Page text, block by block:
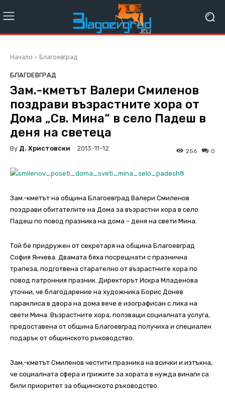
Начало Благоевград
БЛАГОЕВГРАД
Зам.-кметът Валери Смиленов
поздрави възрастните хора от
Дома „Св. Мина“ в село Падеш в
деня на светеца
By Д. Христовски 2013-11-12 0
256
Зам.-кметът на община Благоевград Валери Смиленов
поздрави обитателите на Дома за възрастни хора в село
Падеш по повод празника на дома – деня на свети Мина.
Той бе придружен от секретаря на община Благоевград
София Янчева. Двамата бяха посрещнати с празнична
трапеза, подготвена старателно от възрастните хора по
повод патронния празник. Директорът Искра Младенова
уточни, че благодарение на художника Борис Донев
параклиса в двора на дома вече е изографисан с лика на
свети Мина. Възрастните хора, ползващи социалната услуга,
предоставена от община Благоевград получиха и специален
подарък от общинското ръководство.
Зам.-кметът Смиленов честити празника на всички и изтъкна,
че социалната сфера и грижите за хората в нужда винаги са
били приоритет за общинското ръководство.